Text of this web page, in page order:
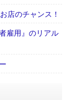
店のチャンス！
雇用』のリアル